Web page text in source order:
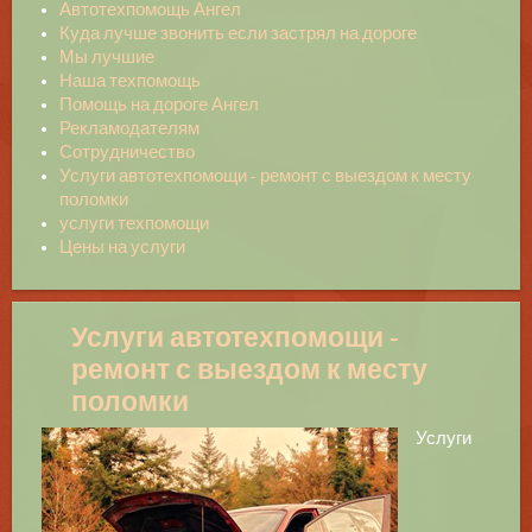
Автотехпомощь Ангел
Куда лучше звонить если застрял на дороге
Мы лучшие
Наша техпомощь
Помощь на дороге Ангел
Рекламодателям
Сотрудничество
Услуги автотехпомощи - ремонт с выездом к месту
поломки
услуги техпомощи
Цены на услуги
Услуги автотехпомощи -
ремонт с выездом к месту
поломки
Услуги